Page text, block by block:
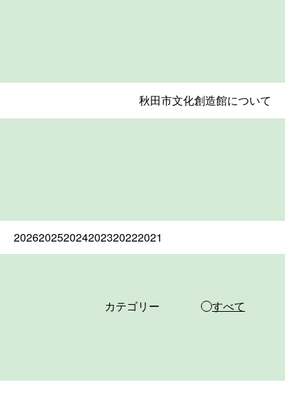
秋田市文化創造館について
202620252024202320222021
カテゴリー すべて